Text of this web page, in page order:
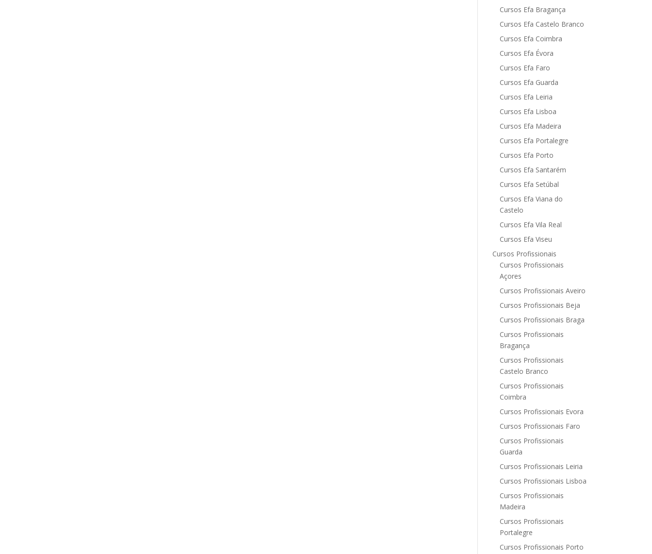
Cursos Efa Bragança
Cursos Efa Castelo Branco
Cursos Efa Coimbra
Cursos Efa Évora
Cursos Efa Faro
Cursos Efa Guarda
Cursos Efa Leiria
Cursos Efa Lisboa
Cursos Efa Madeira
Cursos Efa Portalegre
Cursos Efa Porto
Cursos Efa Santarém
Cursos Efa Setúbal
Cursos Efa Viana do
Castelo
Cursos Efa Vila Real
Cursos Efa Viseu
Cursos Profissionais
Cursos Profissionais
Açores
Cursos Profissionais Aveiro
Cursos Profissionais Beja
Cursos Profissionais Braga
Cursos Profissionais
Bragança
Cursos Profissionais
Castelo Branco
Cursos Profissionais
Coimbra
Cursos Profissionais Evora
Cursos Profissionais Faro
Cursos Profissionais
Guarda
Cursos Profissionais Leiria
Cursos Profissionais Lisboa
Cursos Profissionais
Madeira
Cursos Profissionais
Portalegre
Cursos Profissionais Porto